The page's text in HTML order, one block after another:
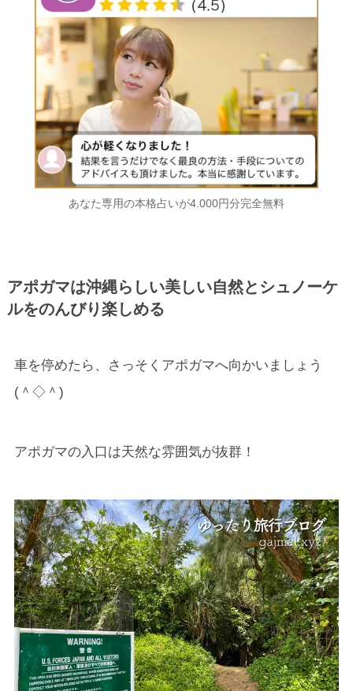
あなた専用の本格占いが4.000円分完全無料
アポガマは沖縄らしい美しい自然とシュノーケ
ルをのんびり楽しめる
車を停めたら、さっそくアポガマへ向かいましょう
(＾◇＾)
アポガマの入口は天然な雰囲気が抜群！